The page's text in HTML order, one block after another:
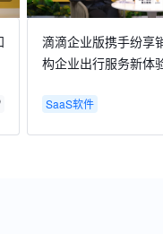
滴滴企业版携手纷享
构企业出行服务新体
SaaS软件